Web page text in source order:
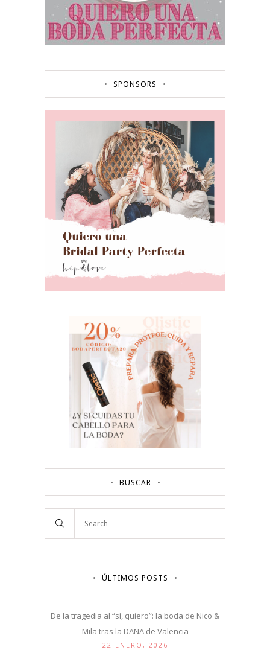
SPONSORS
BUSCAR
ÚLTIMOS POSTS
De la tragedia al “sí, quiero”: la boda de Nico &
Mila tras la DANA de Valencia
22 ENERO, 2026